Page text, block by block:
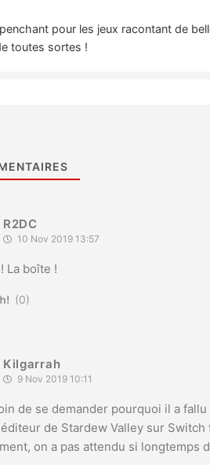
pour les jeux racontant de
toutes sortes !
R2DC
10 Nov 2019 13:57
La boîte !
0
Kilgarrah
9 Nov 2019 10:11
de se demander pourquoi il a
éditeur de Stardew Valley sur
on a pas attendu si